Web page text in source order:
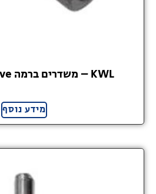
KWL – משדרים ברמה Piezoresistive
מידע נוסף